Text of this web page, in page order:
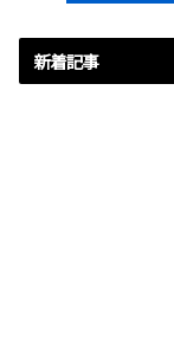
新着記事